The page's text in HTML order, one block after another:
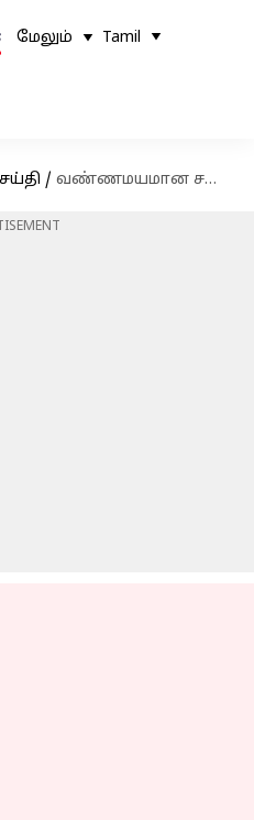
மேலும் Tamil
/ வண்ணமயமான சணல் கூடைகள் செய்வது எப்படி?